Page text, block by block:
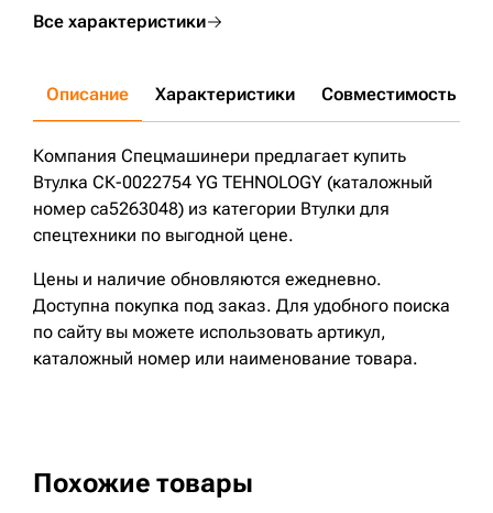
Все характеристики
Описание Характеристики Совместимость
Компания Спецмашинери предлагает купить
Втулка СК-0022754 YG TEHNOLOGY (каталожный
номер ca5263048) из категории Втулки для
спецтехники по выгодной цене.
Цены и наличие обновляются ежедневно.
Доступна покупка под заказ. Для удобного поиска
по сайту вы можете использовать артикул,
каталожный номер или наименование товара.
Похожие товары